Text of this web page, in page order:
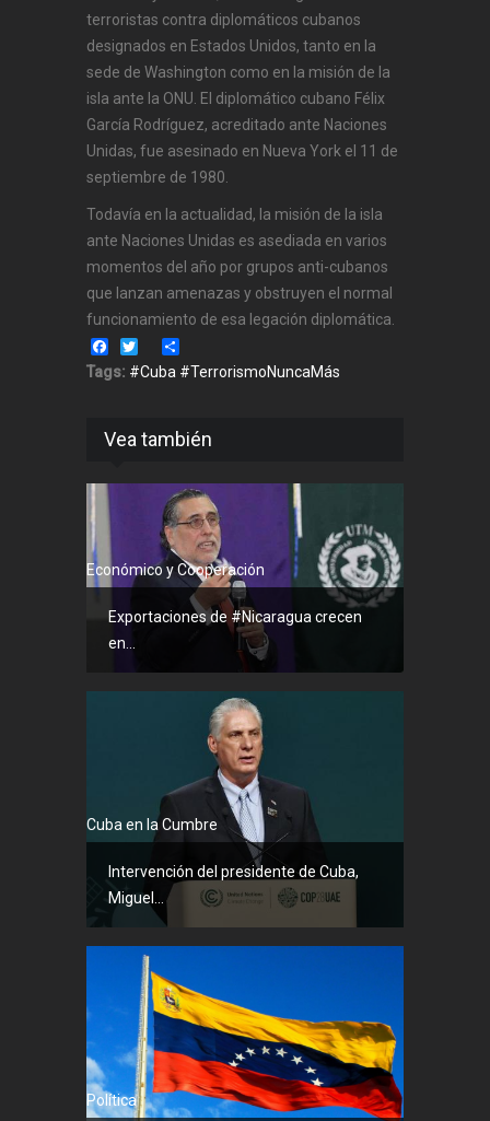
terroristas contra diplomáticos cubanos
designados en Estados Unidos, tanto en la
sede de Washington como en la misión de la
isla ante la ONU. El diplomático cubano Félix
García Rodríguez, acreditado ante Naciones
Unidas, fue asesinado en Nueva York el 11 de
septiembre de 1980.
Todavía en la actualidad, la misión de la isla
ante Naciones Unidas es asediada en varios
momentos del año por grupos anti-cubanos
que lanzan amenazas y obstruyen el normal
funcionamiento de esa legación diplomática.
Facebook
Twitter
Tags: #Cuba #TerrorismoNuncaMás
Vea también
Económico y Cooperación
Exportaciones de #Nicaragua crecen
en...
Cuba en la Cumbre
Intervención del presidente de Cuba,
Miguel...
Política